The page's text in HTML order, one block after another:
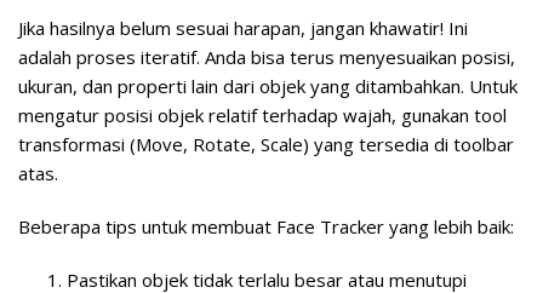
Jika hasilnya belum sesuai harapan, jangan khawatir! Ini
adalah proses iteratif. Anda bisa terus menyesuaikan posisi,
ukuran, dan properti lain dari objek yang ditambahkan. Untuk
mengatur posisi objek relatif terhadap wajah, gunakan tool
transformasi (Move, Rotate, Scale) yang tersedia di toolbar
atas.
Beberapa tips untuk membuat Face Tracker yang lebih baik:
Pastikan objek tidak terlalu besar atau menutupi